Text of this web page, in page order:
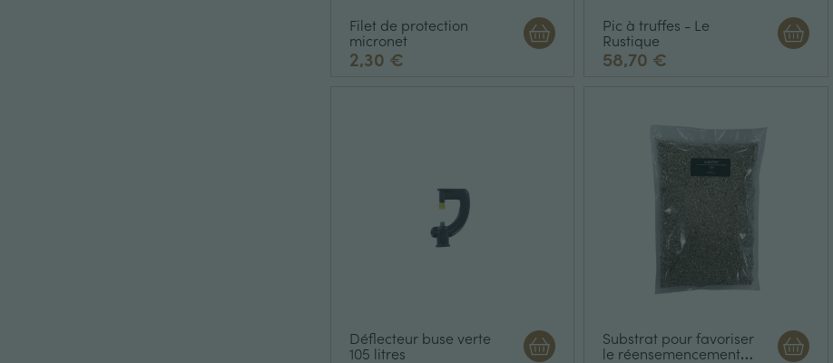
Filet de protection
micronet
2,30 €
Pic à truffes - Le
Rustique
58,70 €
Déflecteur buse verte
105 litres
Substrat pour favoriser
le réensemencement